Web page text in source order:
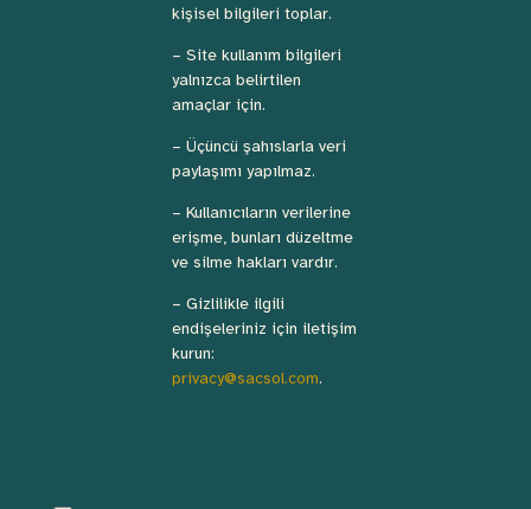
kişisel bilgileri toplar.
– Site kullanım bilgileri
yalnızca belirtilen
amaçlar için.
– Üçüncü şahıslarla veri
paylaşımı yapılmaz.
– Kullanıcıların verilerine
erişme, bunları düzeltme
ve silme hakları vardır.
– Gizlilikle ilgili
endişeleriniz için iletişim
kurun:
privacy@sacsol.com.